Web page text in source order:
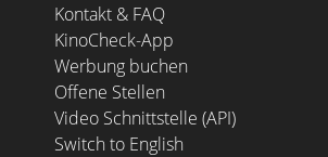
Kontakt & FAQ
KinoCheck-App
Werbung buchen
Offene Stellen
Video Schnittstelle (API)
Switch to English